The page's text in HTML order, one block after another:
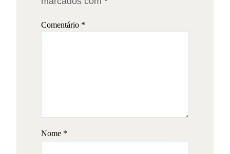
Comentário *
Nome *